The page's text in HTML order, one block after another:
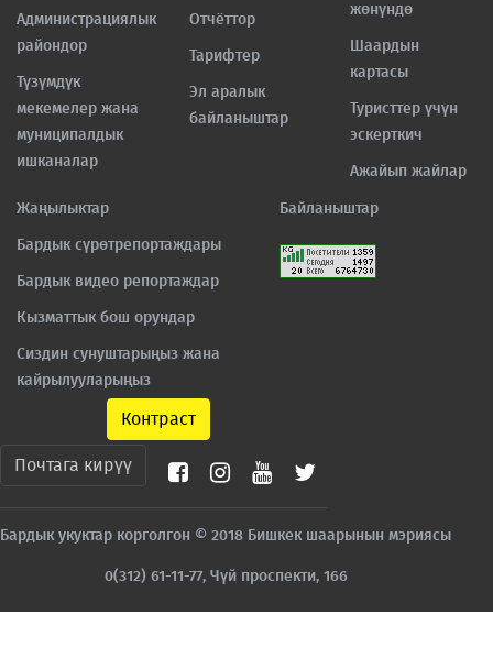
Администрациялык
райондор
Түзүмдүк
мекемелер жана
муниципалдык
ишканалар
Отчёттор
Тарифтер
Эл аралык
байланыштар
жөнүндө
Шаардын
картасы
Туристтер үчүн
эскерткич
Ажайып жайлар
Жаңылыктар
Бардык сүрөтрепортаждары
Бардык видео репортаждар
Кызматтык бош орундар
Сиздин сунуштарыңыз жана
кайрылууларыңыз
Байланыштар
Контраст
Почтага кирүү
Бардык укуктар корголгон © 2018 Бишкек шаарынын мэриясы
0(312) 61-11-77, Чүй проспекти, 166